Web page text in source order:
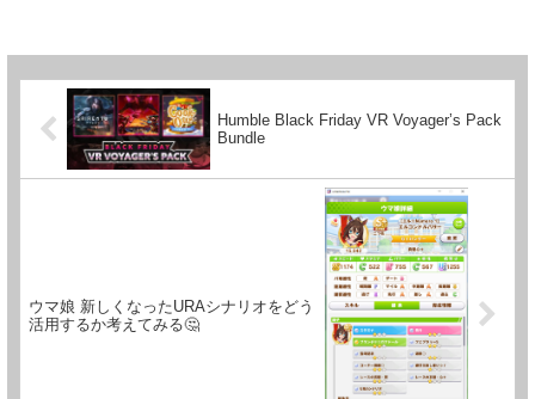
Humble Black Friday VR Voyager’s Pack
Bundle
ウマ娘 新しくなったURAシナリオをどう
活用するか考えてみる🤔